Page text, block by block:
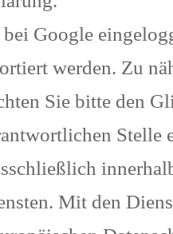
Google
werden. Zu
Sie bitte den
Stelle
Mit den